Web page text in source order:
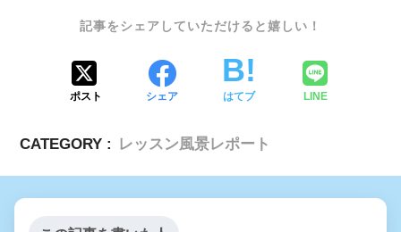
ポスト シェア はてブ LINE
CATEGORY : レッスン風景レポート